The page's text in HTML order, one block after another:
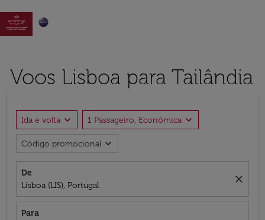

Voos Lisboa para Tailândia
Ida e volta expand_more 1 Passageiro, Econômica expand_more
Código promocional expand_more
De
Lisboa (LIS), Portugal
close
Para